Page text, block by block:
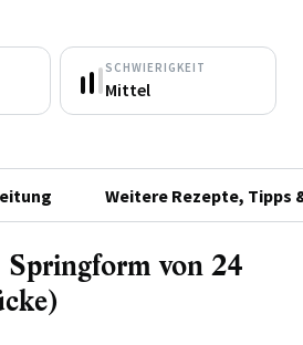
SCHWIERIGKEIT
Mittel
Weitere Rezepte, Tipps
von 24